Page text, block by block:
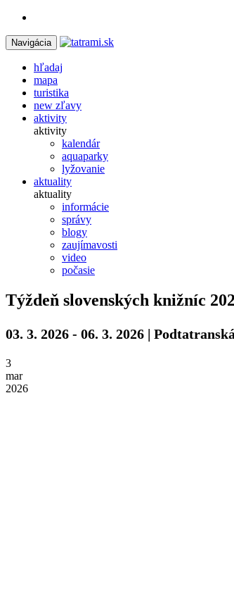
Navigácia
hľadaj
mapa
turistika
new zľavy
aktivity
aktivity
kalendár
aquaparky
lyžovanie
aktuality
aktuality
informácie
správy
blogy
zaujímavosti
video
počasie
Týždeň slovenských knižníc
03. 3. 2026 - 06. 3. 2026 |
3
mar
2026